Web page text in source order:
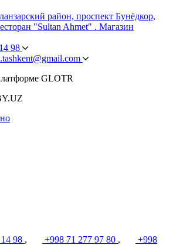
район, проспект Бунёдкор,
"Sultan Ahmet" . Магазин
98
GLOTR
98 , +998 71 277 97 80 , +998